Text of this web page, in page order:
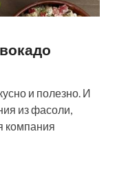
и полезно. И
из фасоли,
компания